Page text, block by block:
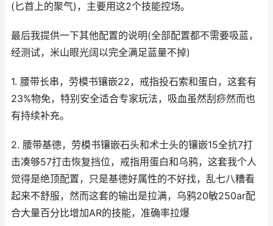
(匕首上的聚气)，主要用这2个技能控场。
最后我提供一下其他配置的说明(全部配置都不需要吸蓝，
经测试，米山眼光阔以完全满足蓝量不掉)
1. 腰带长串，劳模书镶嵌22，戒指投石索和蛋白，这套有
23%物免，特别安全适合专家玩法，吸血虽然刮痧然而也
有持续补充。
2. 腰带基德，劳模书镶嵌石头和术士头的镶嵌15全抗7打
击凑够57打击恢复挡位，戒指用蛋白和乌鸦，这套我个人
觉得是绝顶配置，只是基德好属性的不好找，乱七八糟看
起来不舒服，然而这套的输出是拉满，乌鸦20敏250ar配
合大量百分比增加AR的技能，准确率拉爆